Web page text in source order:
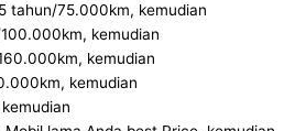
tahun/75.000km, kemudian
kemudian
kemudian
kemudian